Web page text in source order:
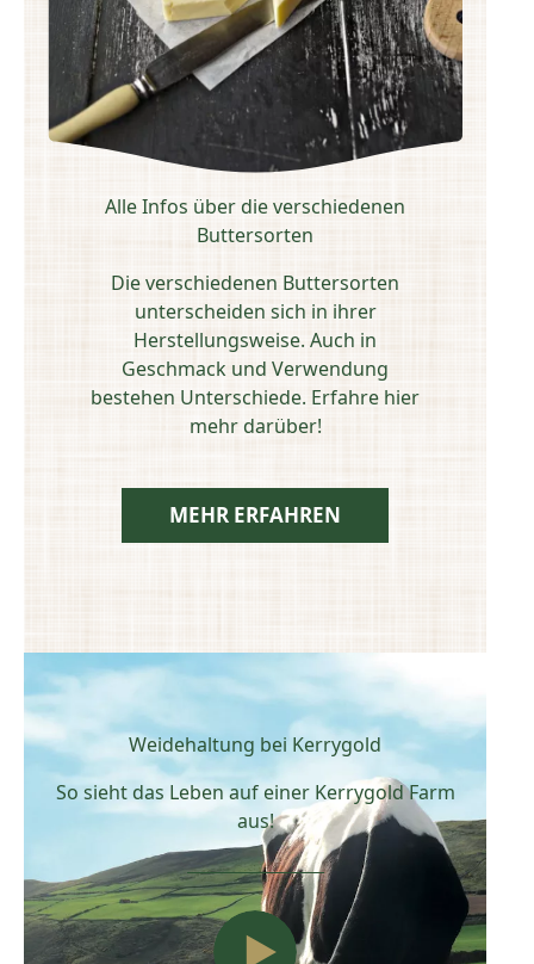
Alle Infos über die verschiedenen
Buttersorten
Die verschiedenen Buttersorten
unterscheiden sich in ihrer
Herstellungsweise. Auch in
Geschmack und Verwendung
bestehen Unterschiede. Erfahre hier
mehr darüber!
MEHR ERFAHREN
Weidehaltung bei Kerrygold
So sieht das Leben auf einer Kerrygold Farm
aus!